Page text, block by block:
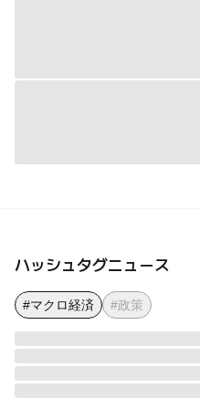
ハッシュタグニュース
#マクロ経済 #政策